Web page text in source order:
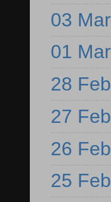
03 Mar
01 Mar
28 Feb
27 Feb
26 Feb
25 Feb